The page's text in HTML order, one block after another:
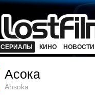
СЕРИАЛЫ КИНО НОВОСТИ
Асока
Ahsoka